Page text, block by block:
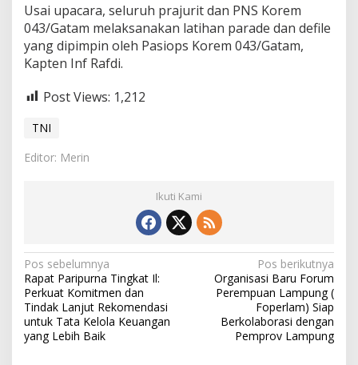
Usai upacara, seluruh prajurit dan PNS Korem
043/Gatam melaksanakan latihan parade dan defile
yang dipimpin oleh Pasiops Korem 043/Gatam,
Kapten Inf Rafdi.
Post Views: 1,212
TNI
Editor: Merin
Ikuti Kami
N
a
v
i
Pos sebelumnya
Rapat Paripurna Tingkat Il:
Perkuat Komitmen dan
Tindak Lanjut Rekomendasi
untuk Tata Kelola Keuangan
yang Lebih Baik
Pos berikutnya
Organisasi Baru Forum
Perempuan Lampung (
Foperlam) Siap
Berkolaborasi dengan
Pemprov Lampung